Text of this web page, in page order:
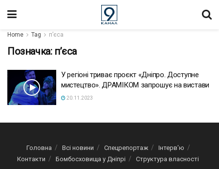
Home Tag пʼєса
Позначка: пʼєса
У регіоні триває проєкт «Дніпро. Доступне
мистецтво». ДРАМІКОМ запрошує на вистави
20.11.2023
Головна Всі новини Спецрепортаж
Інтерв’ю
Контакти
Бомбосховища у Дніпрі Структура власності